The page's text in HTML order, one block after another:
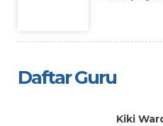
Daftar Guru
Kiki